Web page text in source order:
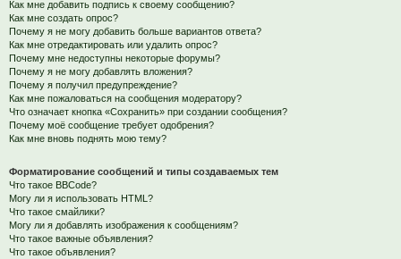
Как мне добавить подпись к своему сообщению?
Как мне создать опрос?
Почему я не могу добавить больше вариантов ответа?
Как мне отредактировать или удалить опрос?
Почему мне недоступны некоторые форумы?
Почему я не могу добавлять вложения?
Почему я получил предупреждение?
Как мне пожаловаться на сообщения модератору?
Что означает кнопка «Сохранить» при создании сообщения?
Почему моё сообщение требует одобрения?
Как мне вновь поднять мою тему?
Форматирование сообщений и типы создаваемых тем
Что такое BBCode?
Могу ли я использовать HTML?
Что такое смайлики?
Могу ли я добавлять изображения к сообщениям?
Что такое важные объявления?
Что такое объявления?